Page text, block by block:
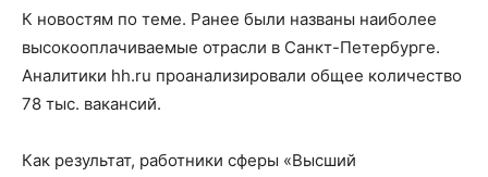
К новостям по теме. Ранее были названы наиболее
высокооплачиваемые отрасли в Санкт-Петербурге.
Аналитики hh.ru проанализировали общее количество
78 тыс. вакансий.
Как результат, работники сферы «Высший